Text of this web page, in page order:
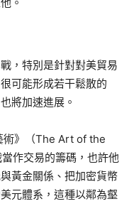
，特別是針對對美貿易
可能形成若干鬆散的
將加速進展。
術》（The Art of the
作交易的籌碼，也許他
黃金關係、把加密貨幣
元體系，這種以鄰為壑